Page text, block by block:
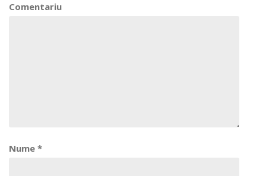
Comentariu
Nume *